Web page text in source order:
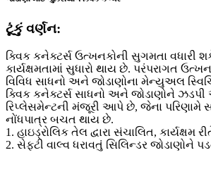
ટૂંકું વર્ણન:
ક્વિક કનેક્ટર્સ ઉત્ખનકોની સુગમતા વધારી
કાર્યક્ષમતામાં સુધારો થાય છે. પરંપરાગત
વિવિધ સાધનો અને જોડાણોના મેન્યુઅલ
ક્વિક કનેક્ટર્સ સાધનો અને જોડાણોને
રિપ્લેસમેન્ટની મંજૂરી આપે છે, જેના પરિણામે
નોંધપાત્ર બચત થાય છે.
1. હાઇડ્રોલિક તેલ દ્વારા સંચાલિત, કાર્યક્ષમ
2. સેફ્ટી વાલ્વ ધરાવતું સિલિન્ડર જોડાણોને